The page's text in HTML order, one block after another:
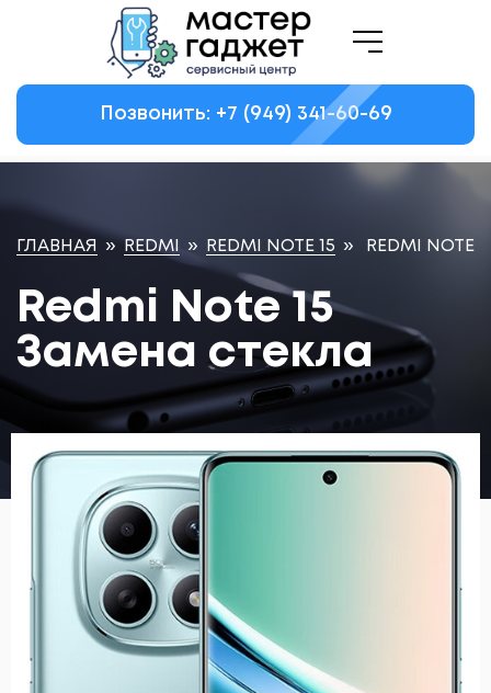
Позвонить: +7 (949) 341-60-69
ГЛАВНАЯ » REDMI » REDMI NOTE 15 » REDMI
Redmi Note 15
Замена стекла